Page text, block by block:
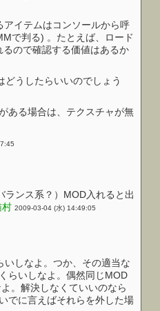
イテムはコンソールから呼
で判る) 。たとえば、ロード
ので確認する価値はあるか
うしたらいいのでしょう
ある場合は、テクスチャが無
ンス系？）MOD入れると出
村 2009-03-04 (水) 14:49:05
しなよ。つか、その適当な
らいしなよ。偶然同じMOD
。解決しなくていいのなら
でに言えばそれらを外した場